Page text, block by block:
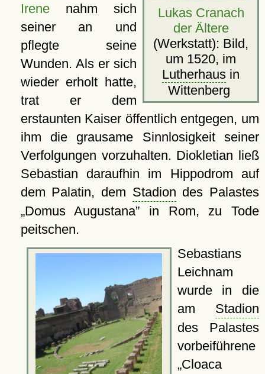
Lukas Cranach
der Ältere
(Werkstatt): Bild,
um 1520, im
Lutherhaus in
Wittenberg
Irenenahm sich
seiner an und
pflegte seine
Wunden. Als er sich
wieder erholt hatte,
trat er dem
erstaunten Kaiser öffentlich entgegen, um
ihm die grausame Sinnlosigkeit seiner
Verfolgungen vorzuhalten. Diokletian ließ
Sebastian daraufhin im Hippodrom auf
dem Palatin, dem Stadion des Palastes
Domus Augustana
in Rom, zu Tode
peitschen.
Sebastians
Leichnam
wurde in die
am Stadion
des Palastes
vorbeiführene
Cloaca